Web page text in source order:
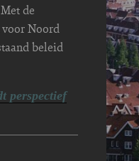
de
Noord
beleid
perspectief